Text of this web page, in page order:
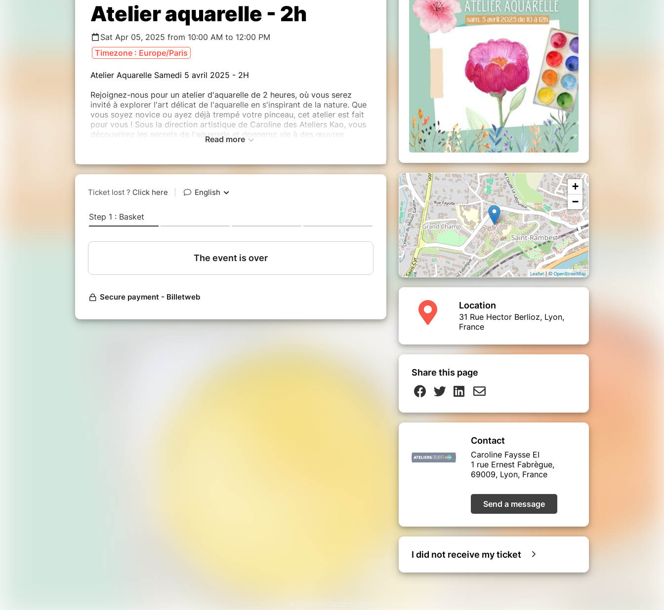
Atelier aquarelle - 2h
Sat Apr 05, 2025 from 10:00 AM to 12:00 PM
Timezone : Europe/Paris
Atelier Aquarelle Samedi 5 avril 2025 - 2H
Rejoignez-nous pour un atelier d'aquarelle de 2 heures, où vous serez
invité à explorer l'art délicat de l'aquarelle en s'inspirant de la nature. Que
vous soyez novice ou ayez déjà trempé votre pinceau, cet atelier est fait
pour vous ! Sous la direction artistique de Caroline des Ateliers Kao, vous
découvrirez les secrets de l'aquarelle et donnerez vie à des œuvres
Lieu : Café associatif le Trait d’union, 31 rue Hector Berlioz Lyon 9
Read more
+
−
Leaflet| © OpenStreetMap
Location
31 Rue Hector Berlioz, Lyon,
France
Share this page
Contact
Caroline Faysse EI
1 rue Ernest Fabrègue,
69009, Lyon, France
Send a message
I did not receive my ticket
© Billetweb | Create my event